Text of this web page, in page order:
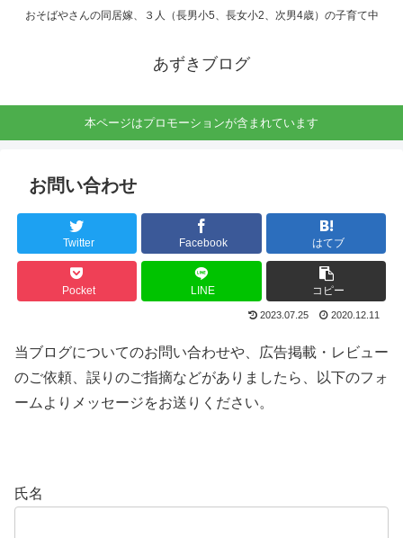
おそばやさんの同居嫁、３人（長男小5、長女小2、次男4歳）の子育て中
あずきブログ
本ページはプロモーションが含まれています
お問い合わせ
Twitter Facebook はてブ
Pocket LINE コピー
2023.07.25 2020.12.11
当ブログについてのお問い合わせや、広告掲載・レビュー
のご依頼、誤りのご指摘などがありましたら、以下のフォ
ームよりメッセージをお送りください。
氏名